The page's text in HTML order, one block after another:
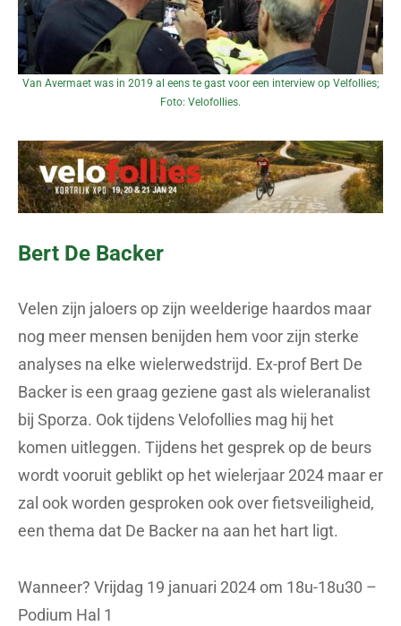
Van Avermaet was in 2019 al eens te gast voor een interview op Velfollies;
Foto: Velofollies.
Bert De Backer
Velen zijn jaloers op zijn weelderige haardos maar
nog meer mensen benijden hem voor zijn sterke
analyses na elke wielerwedstrijd. Ex-prof Bert De
Backer is een graag geziene gast als wieleranalist
bij Sporza. Ook tijdens Velofollies mag hij het
komen uitleggen. Tijdens het gesprek op de beurs
wordt vooruit geblikt op het wielerjaar 2024 maar er
zal ook worden gesproken ook over fietsveiligheid,
een thema dat De Backer na aan het hart ligt.
Wanneer? Vrijdag 19 januari 2024 om 18u-18u30 –
Podium Hal 1